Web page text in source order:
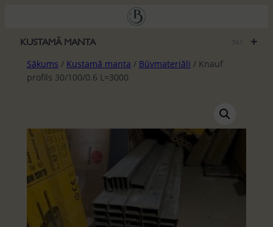
saturu
+
KUSTAMĀ MANTA
Sākums / Kustamā manta / Būvmateriāli / Knauf
profils 30/100/0.6 L=3000